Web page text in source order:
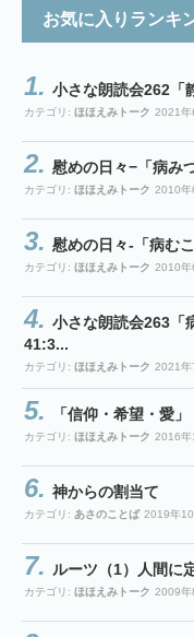
お気に入りランキ
小さな朗読会262「
カテゴリ: ほほえみトーク 2021年
慰めの日々−「病
カテゴリ: ほほえみトーク 2010年
慰めの日々-「病む
カテゴリ: ほほえみトーク 2010年
小さな朗読会263「
41:3...
カテゴリ: ほほえみトーク 2021年
「信仰・希望・愛
カテゴリ: ほほえみトーク 2016年
神からの割当て
カテゴリ: あさのことば 2019年10
ルーツ（1）人間に
カテゴリ: ほほえみトーク 2009年